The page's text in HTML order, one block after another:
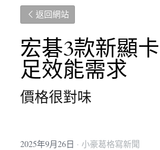
返回網站
宏碁3款新顯
足效能需求
價格很對味
2025年9月26日 · 小豪葛格寫新聞